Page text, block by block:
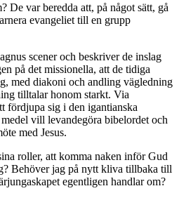
De var beredda att, på något sätt, gå
evangeliet till en grupp
scener och beskriver de inslag
på det missionella, att de tidiga
med diakoni och andling vägledning
tilltalar honom starkt. Via
fördjupa sig i den igantianska
vill levandegöra bibelordet och
med Jesus.
roller, att komma naken inför Gud
Behöver jag på nytt kliva tillbaka till
egentligen handlar om?